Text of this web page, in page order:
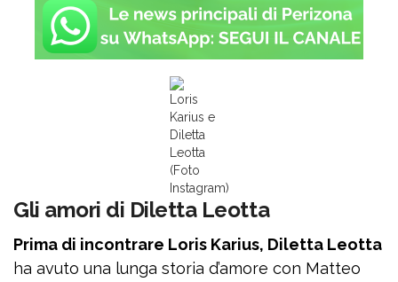
Loris
Karius e
Diletta
Leotta
(Foto
Instagram)
Gli amori di Diletta Leotta
Prima di incontrare Loris Karius, Diletta Leotta
ha avuto una lunga storia d’amore con Matteo